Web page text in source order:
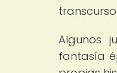
Algunos
fantasía